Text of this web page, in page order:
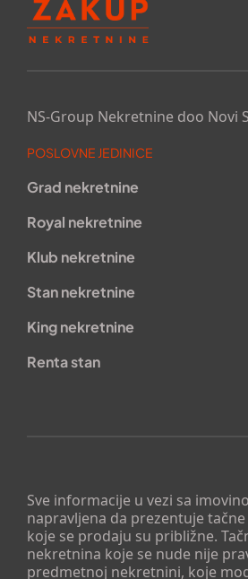
Sve informacije u vezi sa
napravljena da prezentuje
koje se prodaju su približne.
nekretnina koje se nude nije
predmetnoj nekretnini, koje
NS-Group Nekretnine doo Novi
POSLOVNE JEDINICE
Grad nekretnine
Royal nekretnine
Klub nekretnine
Stan nekretnine
King nekretnine
Renta stan